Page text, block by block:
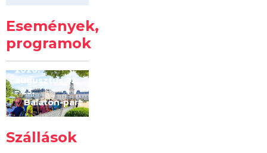
Események,
programok
Kilóméterek
2026
2026.
augusztus 22
– 23.
Balaton-part
Szállások